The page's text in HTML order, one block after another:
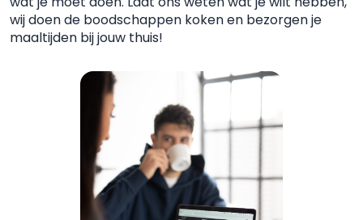
wij doen de boodschappen kokenen bezorgen je
maaltijden bij jouw thuis!